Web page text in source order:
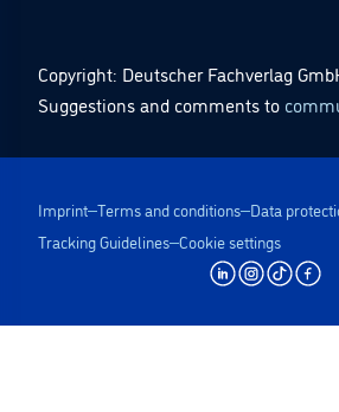
Copyright: Deutscher Fachverlag
Suggestions and comments to
Imprint Terms and conditions Data
Tracking Guidelines Cookie settings